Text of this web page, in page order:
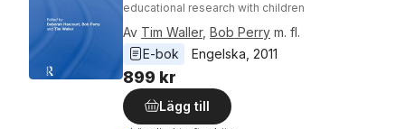
educational research with children
Av Tim Waller, Bob Perry m. fl.
E-bok
Engelska 2011
899 kr
Lägg till